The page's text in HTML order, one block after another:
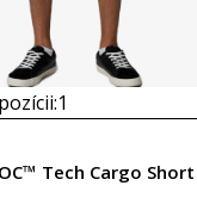
1
Tech Cargo Short